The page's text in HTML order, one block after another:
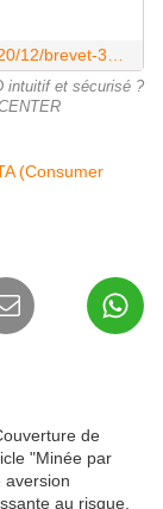
intuitif et sécurisé ?
(Consumer